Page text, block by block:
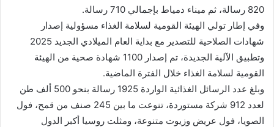
820 رسالة، ثم ميناء دمياط بإجمالي 710 رسالة.
وفي إطار تولي الهيئة القومية لسلامة الغذاء مسؤولية إصدار
شهادات الصلاحية للتصدير مع بداية العام الميلادي الجديد 2025
وتطبيق الآلية الجديدة، تم إصدار 1100 شهادة صحية من الهيئة
القومية لسلامة الغذاء خلال الفترة الماضية.
وبلغ عدد الرسائل الغذائية الواردة 1925 رسالة بنحو 500 ألف طن
لعدد 912 شركة مستوردة، تنوعت ما بين 245 صنف من قمح، فول
الصويا، فول عريض وزيوت متنوعة، ومثلت روسيا أكبر الدول